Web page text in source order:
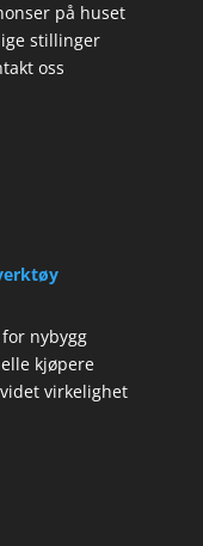
på huset
stillinger
oss
nybygg
kjøpere
virkelighet